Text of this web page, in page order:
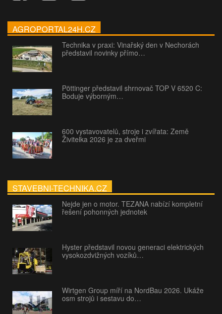
AGROPORTAL24H.CZ
Technika v praxi: Vinařský den v Nechorách
představil novinky přímo…
Pöttinger představil shrnovač TOP V 6520 C:
Boduje výborným…
600 vystavovatelů, stroje i zvířata: Země
Živitelka 2026 je za dveřmi
STAVEBNI-TECHNIKA.CZ
Nejde jen o motor. TEZANA nabízí kompletní
řešení pohonných jednotek
Hyster představil novou generaci elektrických
vysokozdvižných vozíků…
Wirtgen Group míří na NordBau 2026. Ukáže
osm strojů i sestavu do…